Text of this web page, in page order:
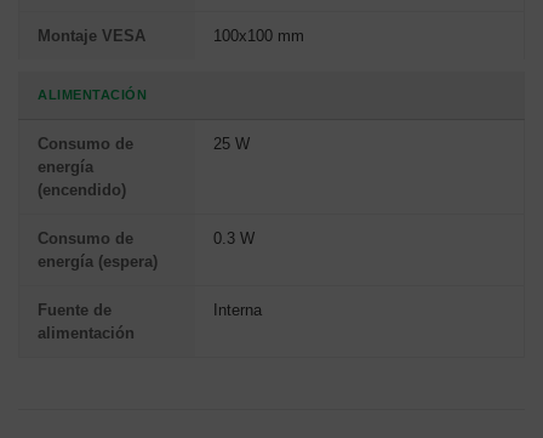
Montaje VESA 100x100 mm
ALIMENTACIÓN
Consumo de
energía
(encendido)
25 W
Consumo de
energía (espera)
0.3 W
Fuente de
alimentación
Interna